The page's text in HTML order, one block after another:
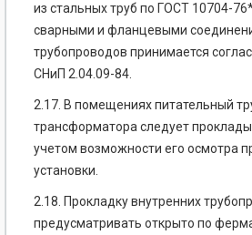
из стальных труб по ГОСТ 10704-
сварными и фланцевыми
трубопроводов принимается
СНиП 2.04.09-84.
2.17. В помещениях питательный
трансформатора следует
учетом возможности его осмотра
установки.
2.18. Прокладку внутренних
предусматривать открыто по